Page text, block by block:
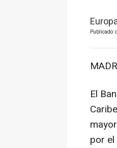
Publicado:
El
por